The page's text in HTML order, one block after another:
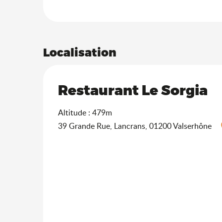
Localisation
Restaurant Le Sorgia
Altitude : 479m
39 Grande Rue, Lancrans, 01200 Valserhône